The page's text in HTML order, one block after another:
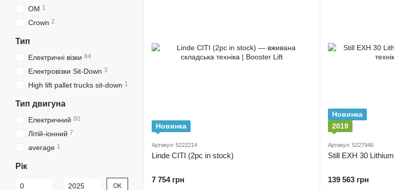
Новинка
Артикул: 5222214
Linde CITI (2pc in stock)
7 754 грн
Новинка
2019
Артикул: 5227946
Still EXH 30 Lithium
139 563 грн
OM 1
Crown 2
Тип
Електричні візки 84
Електровізки Sit-Down 3
High lift pallet trucks sit-down 1
Тип двигуна
Електричний 80
Літій-іонний 7
average 1
Рік
Від Рік
До Рік ОК